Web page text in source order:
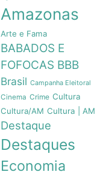
Amazonas
Arte e Fama
BABADOS E
FOFOCAS BBB
Brasil Campanha Eleitoral
Cinema Crime Cultura
Cultura/AM Cultura | AM
Destaque
Destaques
Economia